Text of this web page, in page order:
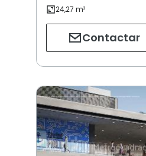
Contactar